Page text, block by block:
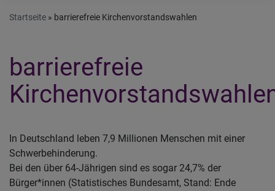
Startseite barrierefreie Kirchenvorstandswahlen
barrierefreie
In Deutschland leben 7,9 Millionen Menschen mit einer
Schwerbehinderung.
Bei den über 64-Jährigen sind es sogar 24,7% der
Bürger*innen (Statistisches Bundesamt, Stand: Ende